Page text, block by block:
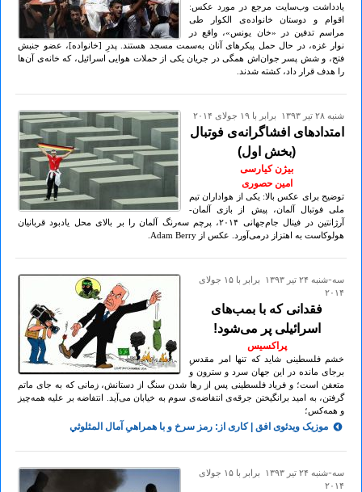
یادداشت وب‌سایت مرجع در مورد عکس:
اقوام و دوستان خانواده‌ی الکوار طی
مراسم تدفین در «خان یونس»، واقع در
نوار غزه، در حال حمل پیکرهای آنان به‌سمت مسجد هستند. پدرِ [خانواده]، عضو جنبش
فتح، و شش پسر جوان‌اش همگی در جریان یکی از حملات هوایی اسرائیل، که خانه‌ی آن‌ها
را هدف قرار داد، کشته شدند.
شنبه ۲۸ تير ۱۳۹۳ برابر با ۱۹ جولای ۲۰۱۴
امتدادهای افشاگرانه‌ی فوتبال
(بخش اول)
بیژن کیارسی
امین حصوری
توضیح برای عکس بالا: یکی از هواداران تیم
ملی فوتبال آلمان، پیش از بازی آلمان-
آرژانتین در فینال جام‌جهانی ۲٠۱۴، پرچم سه‌رنگ آلمان را بر بالای محل یادبود قربانیان
هولوکاست به اهتزاز درمی‌آورد. عکس از Adam Berry.
سه-شنبه ۲۴ تير ۱۳۹۳ برابر با ۱۵ جولای
۲۰۱۴
فقدانی که با بمب‌های
اسرائیلی پر می‌شود!
پراکسیس
خشم فلسطینی شاید که تنها امر مقدسِ
برجای مانده در این جهان سرد و سترون و
متعفن است؛ و فریاد فلسطینی پس از رها شدن سنگ از دستانش، زمانی‌ که به جای ماتم
گرفتن، به امید برانگیختن جرقه‌ی انتفاضه‌ی سوم به خیابان می‌آید. انتفاضه بر علیه همه‌چیز
و همه‌کس؛
موزیک ویدئوی افق | کاری از: رمز سرخ و با همراهیِ آمال المثلوثي
سه-شنبه ۲۴ تير ۱۳۹۳ برابر با ۱۵ جولای
۲۰۱۴